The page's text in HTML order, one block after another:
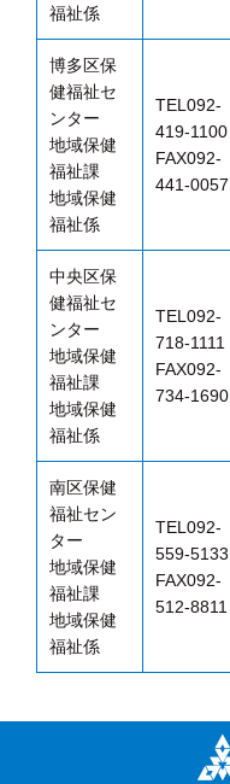
福祉係
博多区保
健福祉セ
ンター
地域保健
福祉課
地域保健
福祉係
TEL092-
419-1100
FAX092-
441-0057
中央区保
健福祉セ
ンター
地域保健
福祉課
地域保健
福祉係
TEL092-
718-1111
FAX092-
734-1690
南区保健
福祉セン
ター
地域保健
福祉課
地域保健
福祉係
TEL092-
559-5133
FAX092-
512-8811